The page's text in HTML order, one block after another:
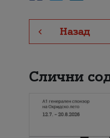
Назад
Слични